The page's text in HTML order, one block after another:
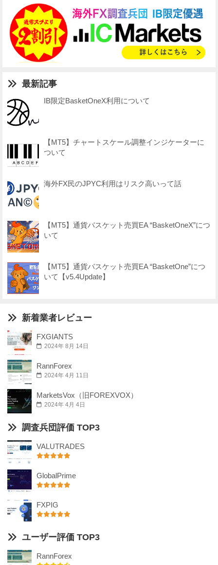
最新記事
IB限定BasketOneX利用について
【MT5】チャートスケール調整インジケーターに
ついて
海外FX民のJPYC利用はリスク高いって話
【MT5】通貨バスケット売買EA “BasketOneX”につ
いて
【MT5】通貨バスケット売買EA “BasketOne”につ
いて【v5.4Update】
新着業者レビュー
FXGIANTS
2024年 8月 14日
RannForex
2024年 4月 11日
MarketsVox（旧FOREXVOX）
2024年 4月 4日
調査兵団評価 TOP3
VALUTRADES
GlobalPrime
FXPIG
ユーザー評価 TOP3
RannForex